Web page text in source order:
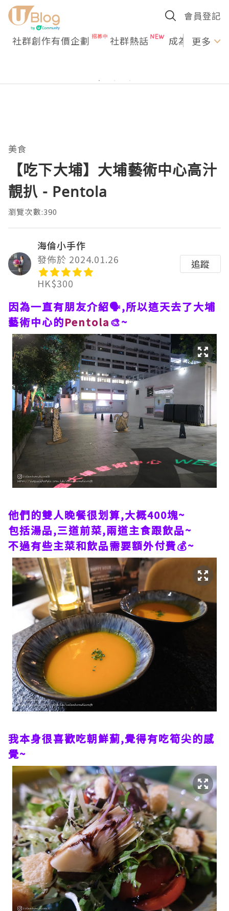
會員登記
社群創作有價企劃 社群熱話 成為U更多
美食
【吃下大埔】大埔藝術中心高汁
靚扒 - Pentola
瀏覽次數:390
海倫小手作
發佈於 2024.01.26
HK$300
追蹤
因為一直有朋友介紹🗣,所以這天去了大埔
藝術中心的Pentola🎨~
他們的雙人晚餐很划算,大概400塊~
包括湯品,三道前菜,兩道主食跟飲品~
不過有些主菜和飲品需要額外付費💰~
我本身很喜歡吃朝鮮薊,覺得有吃筍尖的感
覺~